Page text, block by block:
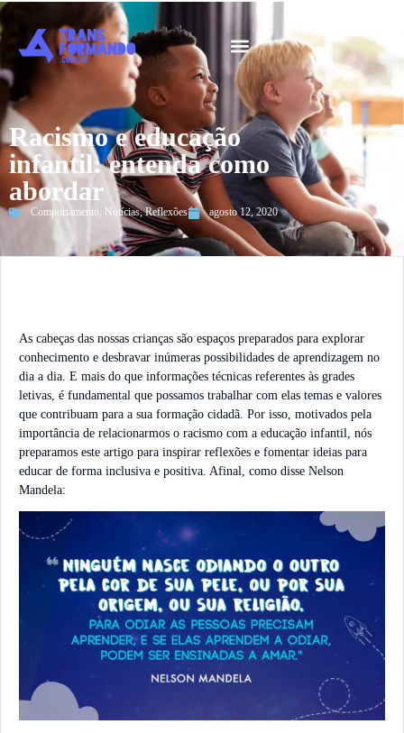
Racismo e educação
infantil: entenda como
abordar
Comportamento, Notícias,Reflexões agosto 12, 2020
As cabeças das nossas crianças são espaços preparados para explorar
conhecimento e desbravar inúmeras possibilidades de aprendizagem no
dia a dia. E mais do que informações técnicas referentes às grades
letivas, é fundamental que possamos trabalhar com elas temas e valores
que contribuam para a sua formação cidadã. Por isso, motivados pela
importância de relacionarmos o racismo com a educação infantil, nós
preparamos este artigo para inspirar reflexões e fomentar ideias para
educar de forma inclusiva e positiva. Afinal, como disse Nelson
Mandela: